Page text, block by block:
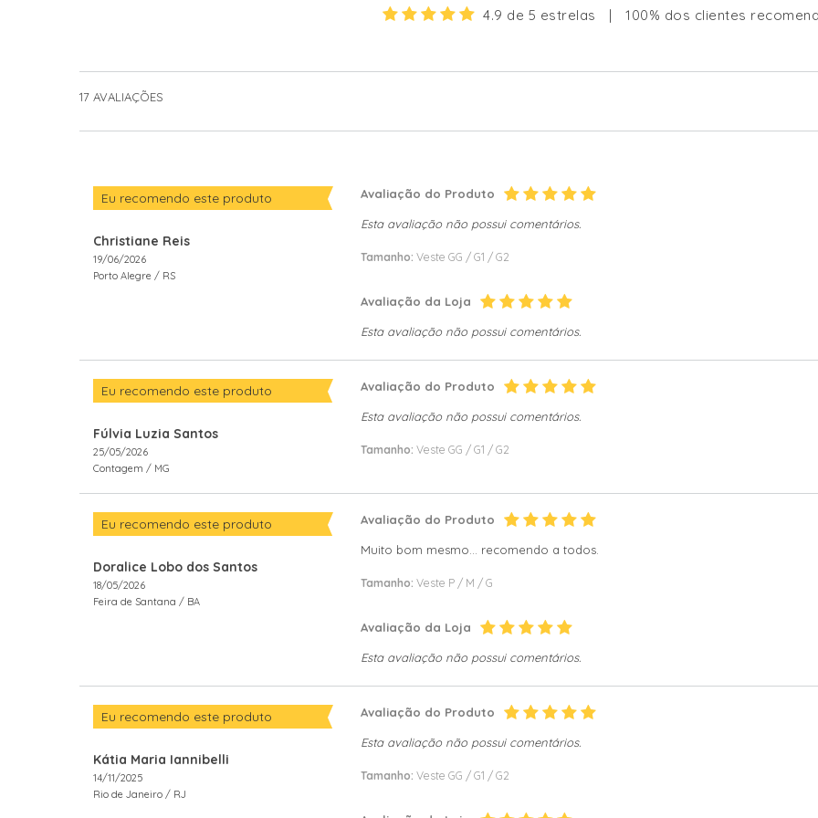
4.9 de 5 estrelas
| 100% dos clientes
17 AVALIAÇÕES
Eu recomendo este produto
Christiane Reis
19/06/2026
Porto Alegre / RS
Avaliação do Produto
Esta avaliação não possui comentários.
Tamanho: Veste GG / G1 / G2
Avaliação da Loja
Esta avaliação não possui comentários.
Eu recomendo este produto
Fúlvia Luzia Santos
25/05/2026
Contagem / MG
Avaliação do Produto
Esta avaliação não possui comentários.
Tamanho: Veste GG / G1 / G2
Eu recomendo este produto
Doralice Lobo dos Santos
18/05/2026
Feira de Santana / BA
Avaliação do Produto
Muito bom mesmo... recomendo a todos.
Tamanho: Veste P / M / G
Avaliação da Loja
Esta avaliação não possui comentários.
Eu recomendo este produto
Kátia Maria Iannibelli
14/11/2025
Rio de Janeiro / RJ
Avaliação do Produto
Esta avaliação não possui comentários.
Tamanho: Veste GG / G1 / G2